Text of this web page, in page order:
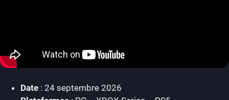
Date : 24 septembre 2026